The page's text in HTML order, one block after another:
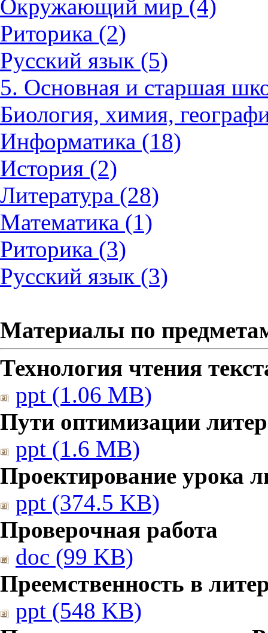
Окружающий мир (4)
Риторика (2)
Русский язык (5)
5. Основная и старшая
Биология, химия,
Информатика (18)
История (2)
Литература (28)
Математика (1)
Риторика (3)
Русский язык (3)
Материалы по
Технология чтения
ppt (1.06 MB)
Пути оптимизации
ppt (1.6 MB)
Проектирование урока
ppt (374.5 KB)
Проверочная работа
doc (99 KB)
Преемственность в
ppt (548 KB)